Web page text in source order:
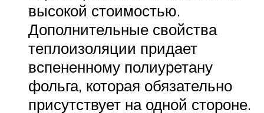
высокой стоимостью.
Дополнительные свойства
теплоизоляции придает
вспененному полиуретану
фольга, которая обязательно
присутствует на одной стороне.